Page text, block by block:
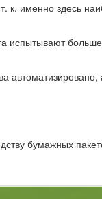
к. именно здесь
испытывают
бумажных